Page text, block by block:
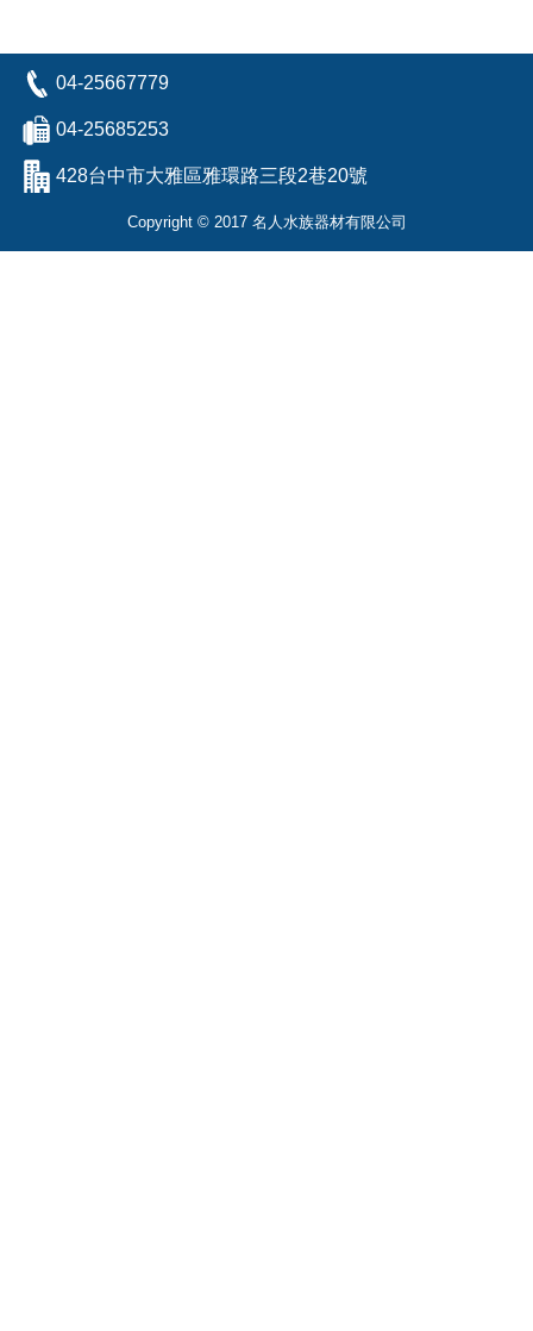
04-25667779
04-25685253
428台中市大雅區雅環路三段2巷20號
Copyright © 2017 名人水族器材有限公司